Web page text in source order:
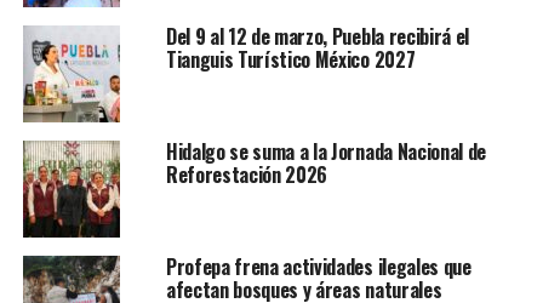
Del 9 al 12 de marzo, Puebla recibirá el
Tianguis Turístico México 2027
Hidalgo se suma a la Jornada Nacional de
Reforestación 2026
Profepa frena actividades ilegales que
afectan bosques y áreas naturales